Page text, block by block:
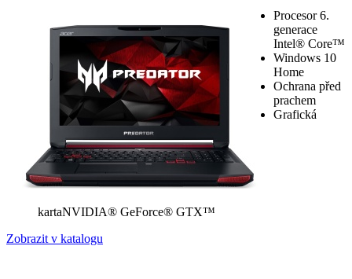
Procesor 6.
generace
Intel® Core™
Windows 10
Home
Ochrana před
prachem
Grafická
kartaNVIDIA® GeForce® GTX™
Zobrazit v katalogu